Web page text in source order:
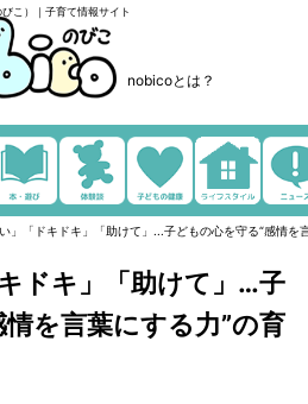
こ）｜子育て情報サイト
nobicoとは？
い」「ドキドキ」「助けて」...子どもの心を守る“感情を
ドキ」「助けて」…子
を言葉にする力”の育